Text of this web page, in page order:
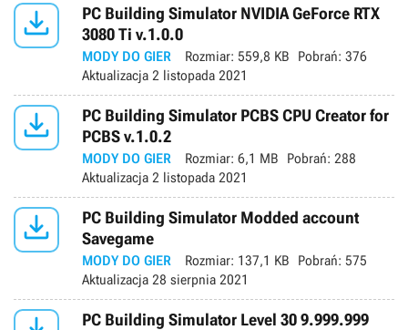

PC Building Simulator NVIDIA GeForce RTX
3080 Ti v.1.0.0
MODY DO GIER Rozmiar: 559,8 KB Pobrań: 376
Aktualizacja 2 listopada 2021

PC Building Simulator PCBS CPU Creator for
PCBS v.1.0.2
MODY DO GIER Rozmiar: 6,1 MB Pobrań: 288
Aktualizacja 2 listopada 2021

PC Building Simulator Modded account
Savegame
MODY DO GIER Rozmiar: 137,1 KB Pobrań: 575
Aktualizacja 28 sierpnia 2021
PC Building Simulator Level 30 9.999.999